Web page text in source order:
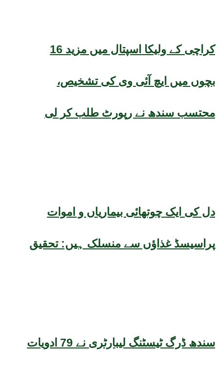
کراچی کے ولیکا اسپتال میں مزید 16
بچوں میں ایچ آئی وی کی تشخیص،
محتسب سندھ نے رپورٹ طلب کر لی
دل کی ایک چوتھائی بیماریاں و اموات
پراسیسڈ غذاؤں سے منسلک ہیں: تحقیق
سندھ ڈرگ ٹیسٹنگ لیبارٹری نے 79 ادویات